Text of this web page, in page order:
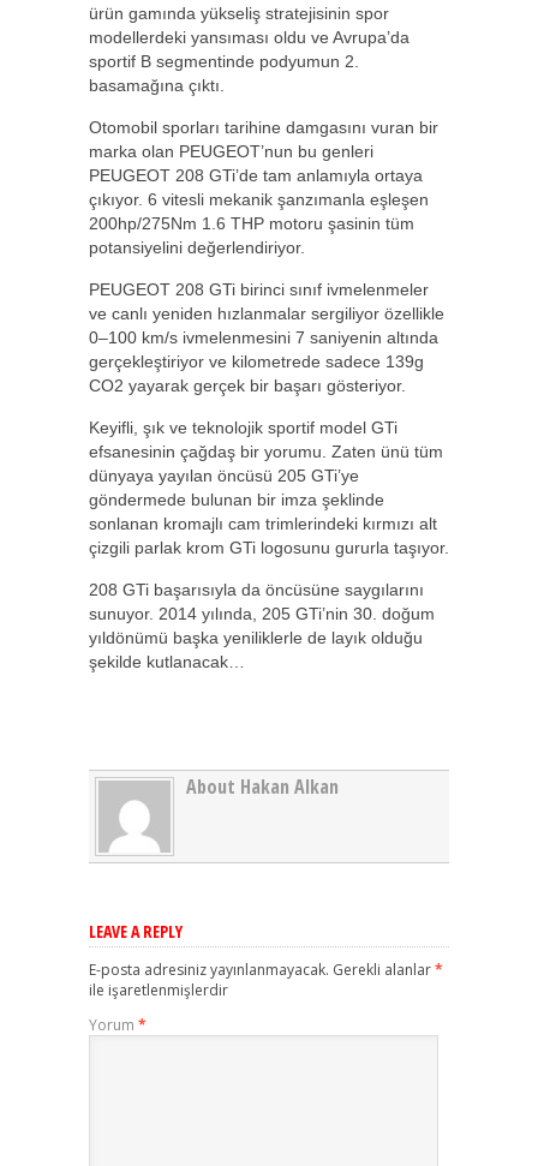
ürün gamında yükseliş stratejisinin spor
modellerdeki yansıması oldu ve Avrupa’da
sportif B segmentinde podyumun 2.
basamağına çıktı.
Otomobil sporları tarihine damgasını vuran bir
marka olan PEUGEOT’nun bu genleri
PEUGEOT 208 GTi’de tam anlamıyla ortaya
çıkıyor. 6 vitesli mekanik şanzımanla eşleşen
200hp/275Nm 1.6 THP motoru şasinin tüm
potansiyelini değerlendiriyor.
PEUGEOT 208 GTi birinci sınıf ivmelenmeler
ve canlı yeniden hızlanmalar sergiliyor özellikle
0–100 km/s ivmelenmesini 7 saniyenin altında
gerçekleştiriyor ve kilometrede sadece 139g
CO2 yayarak gerçek bir başarı gösteriyor.
Keyifli, şık ve teknolojik sportif model GTi
efsanesinin çağdaş bir yorumu. Zaten ünü tüm
dünyaya yayılan öncüsü 205 GTi’ye
göndermede bulunan bir imza şeklinde
sonlanan kromajlı cam trimlerindeki kırmızı alt
çizgili parlak krom GTi logosunu gururla taşıyor.
208 GTi başarısıyla da öncüsüne saygılarını
sunuyor. 2014 yılında, 205 GTi’nin 30. doğum
yıldönümü başka yeniliklerle de layık olduğu
şekilde kutlanacak…
About Hakan Alkan
LEAVE A REPLY
E-posta adresiniz yayınlanmayacak. Gerekli alanlar*
ile işaretlenmişlerdir
Yorum *